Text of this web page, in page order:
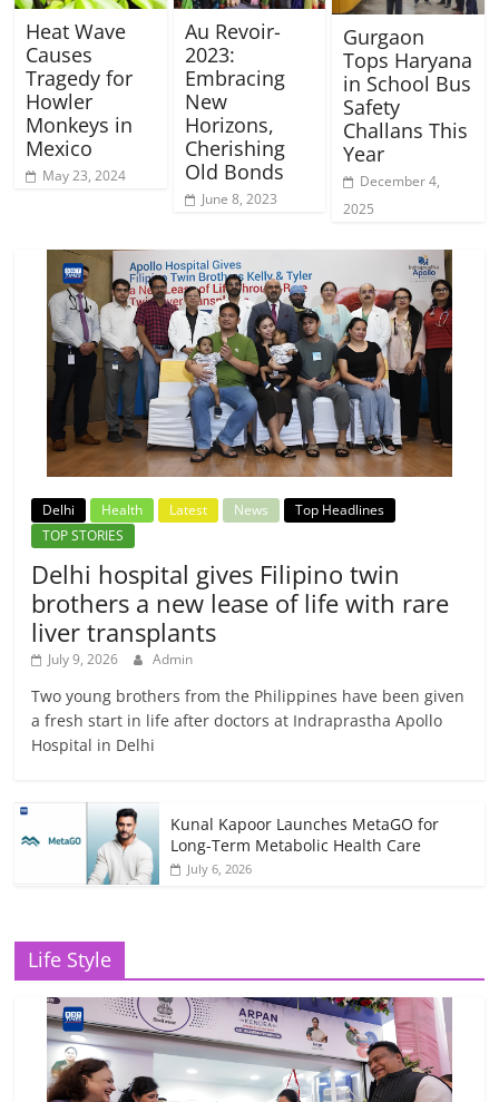
Heat Wave
Causes
Tragedy for
Howler
Monkeys in
Mexico
May 23, 2024
Au Revoir-
2023:
Embracing
New
Horizons,
Cherishing
Old Bonds
June 8, 2023
Gurgaon
Tops Haryana
in School Bus
Safety
Challans This
Year
December 4,
2025
Delhi Health Latest News
Top Headlines
TOP STORIES
Delhi hospital gives Filipino twin
brothers a new lease of life with rare
liver transplants
July 9, 2026 Admin
Two young brothers from the Philippines have been given
a fresh start in life after doctors at Indraprastha Apollo
Hospital in Delhi
Kunal Kapoor Launches MetaGO for
Long-Term Metabolic Health Care
July 6, 2026
Life Style